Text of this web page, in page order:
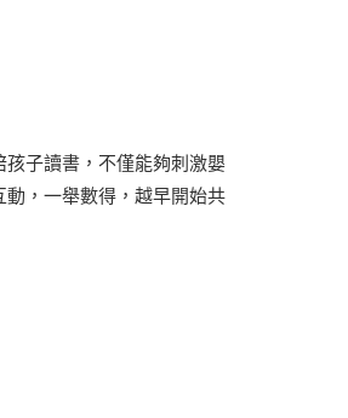
子讀書，不僅能夠刺激嬰
，一舉數得，越早開始共